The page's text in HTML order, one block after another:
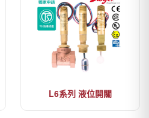
L6系列 液位開關